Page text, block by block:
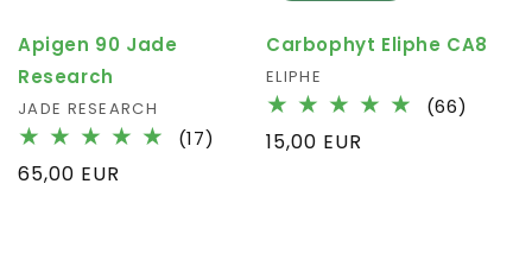
Apigen 90 Jade
Research
Fournisseur :
JADE RESEARCH
(17)
Prix
65,00 EUR
Carbophyt Eliphe CA8
Fournisseur :
ELIPHE
(66)
Prix
15,00 EUR